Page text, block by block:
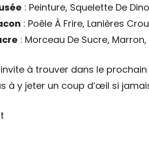
: Peinture, Squelette De
: Poêle À Frire, Lanières
: Morceau De Sucre, Marron,
à trouver dans le
à y jeter un coup d’œil si